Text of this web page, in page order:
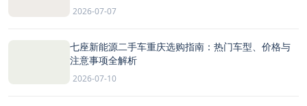
2026-07-07
七座新能源二手车重庆选购指南：热门车型、价格与
注意事项全解析
2026-07-10